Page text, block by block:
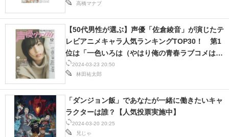
高橋マナブ
2024-03-23 20:50
林田祐太郎
【50代男性が選ぶ】声優「佐倉綾音」が演じたテ
レビアニメキャラ人気ランキングTOP30！ 第1
位は「一色いろは（やはり俺の青春ラブコメはま
ちがっている。シリーズ）」【2024年最新投票
結果】
2024-03-20 20:25
兄じゃ
「ダンジョン飯」であなたが一緒に働きたいキャ
ラクターは誰？【人気投票実施中】